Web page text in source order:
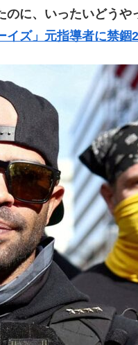
に、いったいどう
イズ」元指導者に禁錮